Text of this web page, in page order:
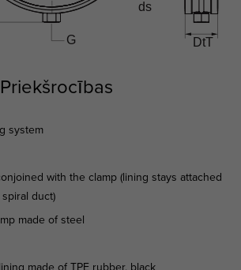
system
with the clamp (lining stays attached
duct)
made of steel
made of TPE rubber, black